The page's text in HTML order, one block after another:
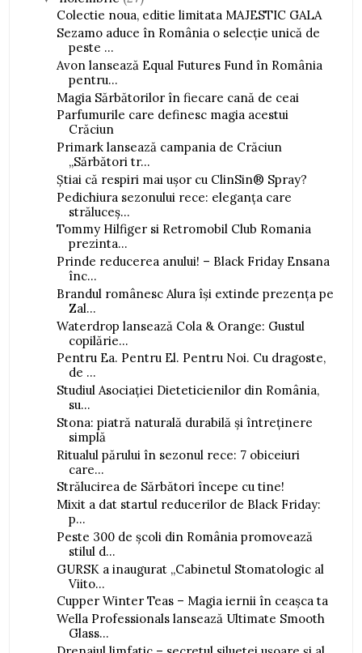
Colectie noua, editie limitata MAJESTIC GALA
Sezamo aduce în România o selecție unică de
peste ...
Avon lansează Equal Futures Fund în România
pentru...
Magia Sărbătorilor în fiecare cană de ceai
Parfumurile care definesc magia acestui
Crăciun
Primark lansează campania de Crăciun
„Sărbători tr...
Știai că respiri mai ușor cu ClinSin® Spray?
Pedichiura sezonului rece: eleganța care
străluceș...
Tommy Hilfiger si Retromobil Club Romania
prezinta...
Prinde reducerea anului! – Black Friday Ensana
înc...
Brandul românesc Alura își extinde prezența pe
Zal...
Waterdrop lansează Cola & Orange: Gustul
copilărie...
Pentru Ea. Pentru El. Pentru Noi. Cu dragoste,
de ...
Studiul Asociației Dieteticienilor din România,
su...
Stona: piatră naturală durabilă și întreținere
simplă
Ritualul părului în sezonul rece: 7 obiceiuri
care...
Strălucirea de Sărbători începe cu tine!
Mixit a dat startul reducerilor de Black Friday:
p...
Peste 300 de școli din România promovează
stilul d...
GURSK a inaugurat „Cabinetul Stomatologic al
Viito...
Cupper Winter Teas – Magia iernii în ceașca ta
Wella Professionals lansează Ultimate Smooth
Glass...